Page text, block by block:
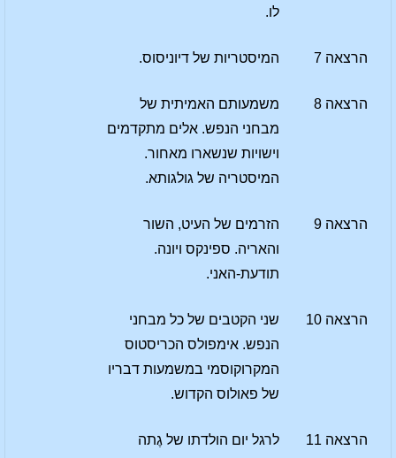
לו.
הרצאה 7 המיסטריות של דיוניסוס.
הרצאה 8
משמעותם האמיתית של
מבחני הנפש. אלים מתקדמים
וישויות שנשארו מאחור.
המיסטריה של גולגותא.
הרצאה 9
הזרמים של העיט, השור
והאריה. ספינקס ויונה.
תודעת-האני.
הרצאה 10
שני הקטבים של כל מבחני
הנפש. אימפולס הכריסטוס
המקרוקוסמי במשמעות דבריו
של פאולוס הקדוש.
הרצאה 11 לרגל יום הולדתו של גֶתה